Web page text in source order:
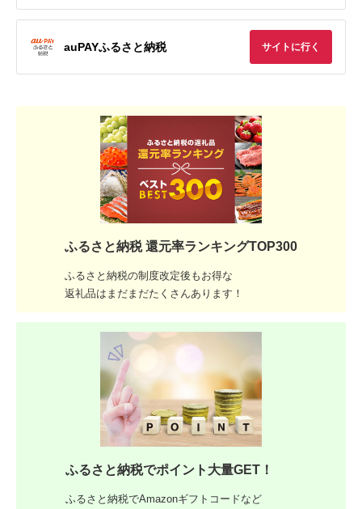
auPAYふるさと納税 サイトに行く
ふるさと納税 還元率ランキングTOP300
ふるさと納税の制度改定後もお得な
返礼品はまだまだたくさんあります！
ふるさと納税でポイント大量GET！
ふるさと納税でAmazonギフトコードなど